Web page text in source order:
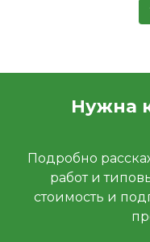
Нужна
Подробно
работ и
стоимость и